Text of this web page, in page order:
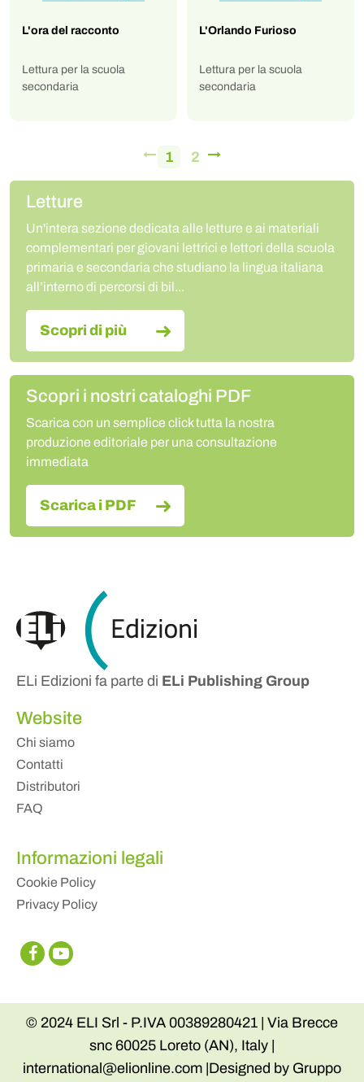
Letture
Un'intera sezione dedicata alle letture e ai materiali
complementari per giovani lettrici e lettori della scuola
primaria e secondaria che studiano la lingua italiana
all’interno di percorsi di bil...
Scopri di più
Scopri i nostri cataloghi PDF
Scarica con un semplice click tutta la nostra
produzione editoriale per una consultazione
immediata
Scarica i PDF
L'ora del racconto
Lettura per la scuola
secondaria
L'Orlando Furioso
Lettura per la scuola
secondaria
1 2
ELi Edizioni fa parte di ELi Publishing Group
Website
Chi siamo
Contatti
Distributori
FAQ
Informazioni legali
Cookie Policy
Privacy Policy
© 2024 ELI Srl - P.IVA 00389280421 | Via Brecce
snc 60025 Loreto (AN), Italy |
international@elionline.com |Designed by Gruppo